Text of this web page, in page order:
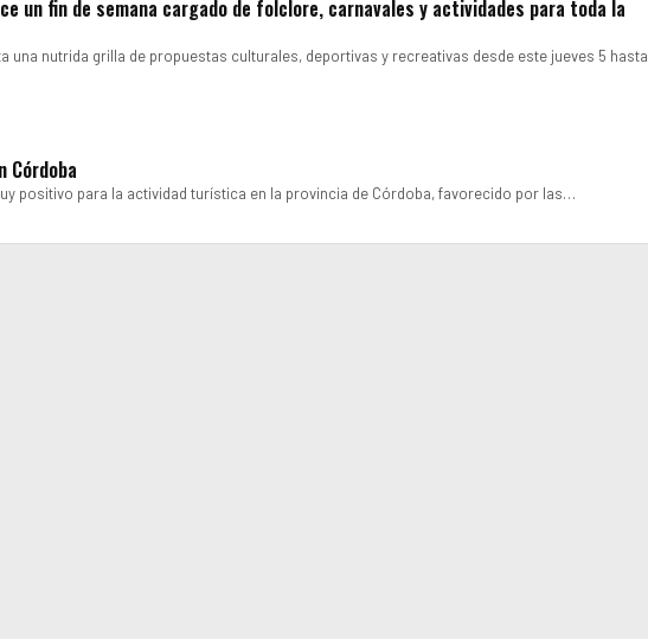
un fin de semana cargado de folclore, carnavales y actividades para toda la
una nutrida grilla de propuestas culturales, deportivas y recreativas desde este jueves 5 hasta
Córdoba
positivo para la actividad turística en la provincia de Córdoba, favorecido por las…